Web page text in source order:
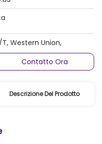
Western Union,
Contatto Ora
Descrizione Del Prodotto